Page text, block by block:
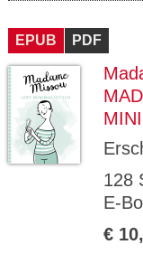
EPUB PDF
128
E-
€